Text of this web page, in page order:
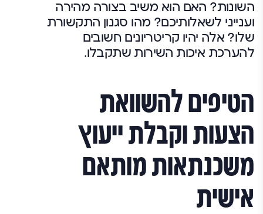
השונות? האם הוא משיב בצורה מהירה
וענייני לשאלותיכם? מהו סגנון התקשורת
שלו? אלה יהיו קריטריונים חשובים
להערכת איכות השירות שתקבלו.
הטיפים להשוואת
הצעות וקבלת ייעוץ
משכנתאות מותאם
אישית